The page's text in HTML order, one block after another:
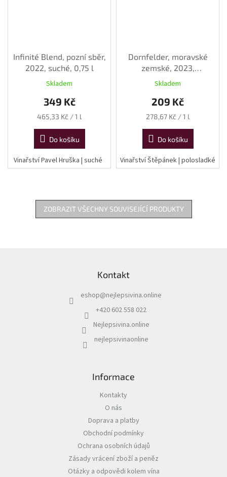
Infinité Blend, pozní sběr,
2022, suché, 0,75 l
Skladem
349 Kč
Měrná
465,33 Kč / 1 l
Do košíku
Vinařství Pavel Hruška | suché
Dornfelder, moravské
zemské, 2023,
polosladké, 0,75 l
Skladem
209 Kč
Měrná
278,67 Kč / 1 l
Do košíku
Vinařství Štěpánek | polosladké
ZOBRAZIT VŠECHNY SOUVISEJÍCÍ PRODUKTY
Kontakt
eshop@nejlepsivina.online
+420 602 558 022
Nejlepsivina.online
nejlepsivinaonline
Informace
Kontakty
O nás
Doprava a platby
Obchodní podmínky
Ochrana osobních údajů
Zásady vrácení zboží a peněz
Otázky a odpovědi kolem vína